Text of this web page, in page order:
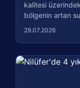
kalitesi
bölgenin artan
29.07.2026